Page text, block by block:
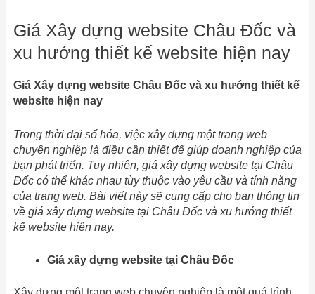
Giá Xây dựng website Châu Đốc và
xu hướng thiết kế website hiện nay
Giá Xây dựng website Châu Đốc và xu hướng thiết kế
website hiện nay
Trong thời đại số hóa, việc xây dựng một trang web
chuyên nghiệp là điều cần thiết để giúp doanh nghiệp của
bạn phát triển. Tuy nhiên, giá xây dựng website tại Châu
Đốc có thể khác nhau tùy thuộc vào yêu cầu và tính năng
của trang web. Bài viết này sẽ cung cấp cho bạn thông tin
về giá xây dựng website tại Châu Đốc và xu hướng thiết
kế website hiện nay.
Giá xây dựng website tại Châu Đốc